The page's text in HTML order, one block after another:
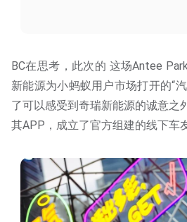
BC在思考，此次的 这场Antee
了可以感受到奇瑞新能源的诚意之
其APP，成立了官方组建的线下车